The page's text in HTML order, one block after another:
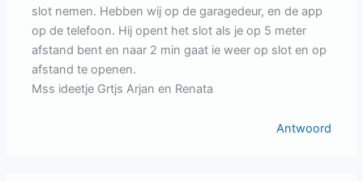
slot nemen. Hebben wij op de garagedeur, en de app
op de telefoon. Hij opent het slot als je op 5 meter
afstand bent en naar 2 min gaat ie weer op slot en op
afstand te openen.
Mss ideetje Grtjs Arjan en Renata
Antwoord